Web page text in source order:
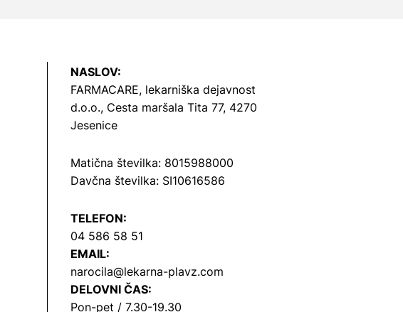
NASLOV:
FARMACARE, lekarniška dejavnost
d.o.o., Cesta maršala Tita 77, 4270
Jesenice
Matična številka: 8015988000
Davčna številka: SI10616586
TELEFON:
04 586 58 51
EMAIL:
narocila@lekarna-plavz.com
DELOVNI ČAS:
Pon-pet / 7.30-19.30